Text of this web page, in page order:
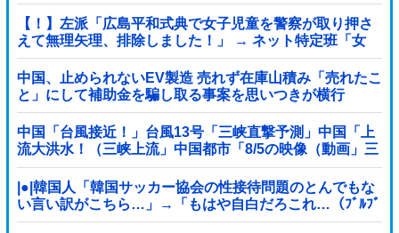
【！】左派「広島平和式典で女子児童を警察が取り押さ
えて無理矢理、排除しました！」 → ネット特定班「女
児？全学連のプロ活動家では？」
中国、止められないEV製造 売れず在庫山積み「売れたこ
と」にして補助金を騙し取る事案を思いつきが横行
中国「台風接近！」台風13号「三峡直撃予測」中国「上
流大洪水！（三峡上流」中国都市「8/5の映像（動画」三
峡ダム「緊急放流（決壊危機」中国「下流大水害（震え
声」→
|●|韓国人「韓国サッカー協会の性接待問題のとんでもな
い言い訳がこちら…」→「もはや自白だろこれ…（ﾌﾞﾙﾌﾞ
ﾙ」＝韓国の反応